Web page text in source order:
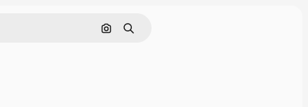
Cerca per immagine
Ricerca